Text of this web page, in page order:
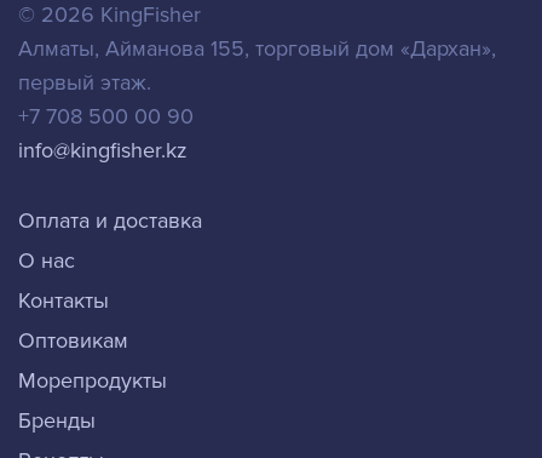
© 2026 KingFisher
Алматы, Айманова 155, торговый дом «Дархан»,
первый этаж.
+7 708 500 00 90
info@kingfisher.kz
Оплата и доставка
О нас
Контакты
Оптовикам
Морепродукты
Бренды